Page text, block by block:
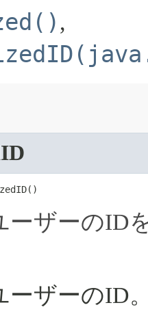
,
ーザーのID
ーザーのID